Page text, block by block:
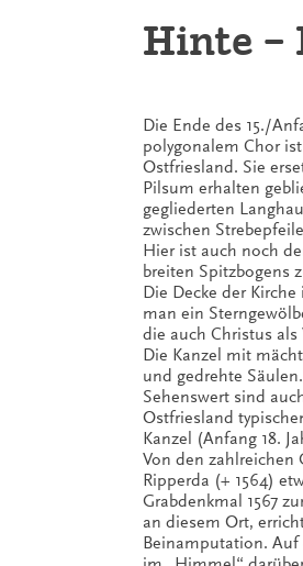
Hinte –
Die Ende des 15./
polygonalem Chor
Ostfriesland. Sie
Pilsum erhalten
gegliederten
zwischen
Hier ist auch noch
breiten Spitzbogens
Die Decke der
man ein
die auch Christus
Die Kanzel mit
und gedrehte
Sehenswert sind
Ostfriesland
Kanzel (Anfang 18.
Von den zahlreichen
Ripperda (+ 1564)
Grabdenkmal 1567
an diesem Ort,
Beinamputation. Auf